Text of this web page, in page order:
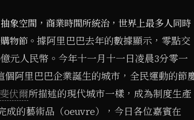
象空間，商業時間所統治，世界上最多人同時
物節。 據阿里巴巴去年的數據顯示，零點交
元人民幣。今年十一月十一日凌晨3分零一
阿里巴巴企業誕生的城市，全民運動的節
伏爾所描述的現代城市一樣，成為制度生產
的藝術品（oeuvre），今日各位嘉賓在